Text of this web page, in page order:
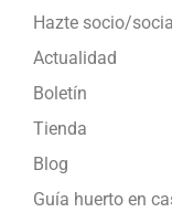
Hazte socio/socia
Actualidad
Boletín
Tienda
Blog
Guía huerto en